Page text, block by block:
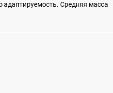
адаптируемость. Средняя масса